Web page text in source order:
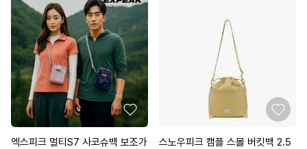
엑스피크 멀티S7 사코슈백 보조가
스노우피크 캠플 스몰 버킷백 2.5